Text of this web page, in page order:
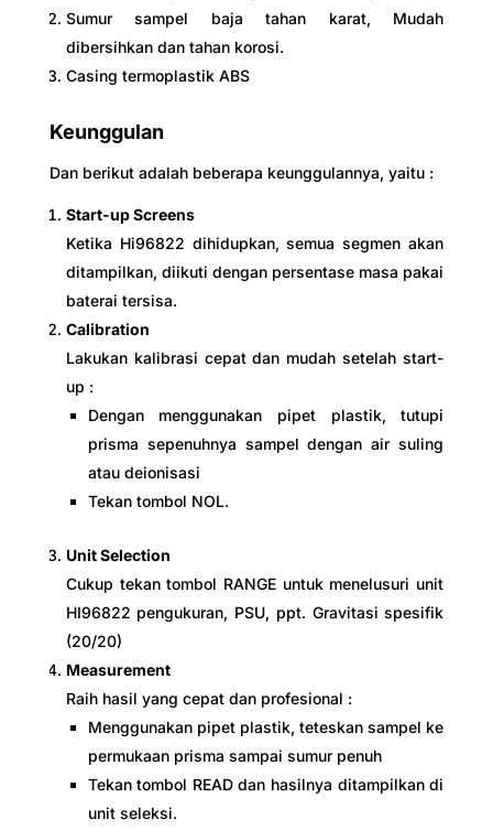
Sumur sampel baja tahan karat, Mudah
dibersihkan dan tahan korosi.
Casing termoplastik ABS
Keunggulan
Dan berikut adalah beberapa keunggulannya, yaitu :
Start-up Screens
Ketika Hi96822 dihidupkan, semua segmen akan
ditampilkan, diikuti dengan persentase masa pakai
baterai tersisa.
Calibration
Lakukan kalibrasi cepat dan mudah setelah start-
up :
Dengan menggunakan pipet plastik, tutupi
prisma sepenuhnya sampel dengan air suling
atau deionisasi
Tekan tombol NOL.
Unit Selection
Cukup tekan tombol RANGE untuk menelusuri unit
HI96822 pengukuran, PSU, ppt. Gravitasi spesifik
(20/20)
Measurement
Raih hasil yang cepat dan profesional :
Menggunakan pipet plastik, teteskan sampel ke
permukaan prisma sampai sumur penuh
Tekan tombol READ dan hasilnya ditampilkan di
unit seleksi.